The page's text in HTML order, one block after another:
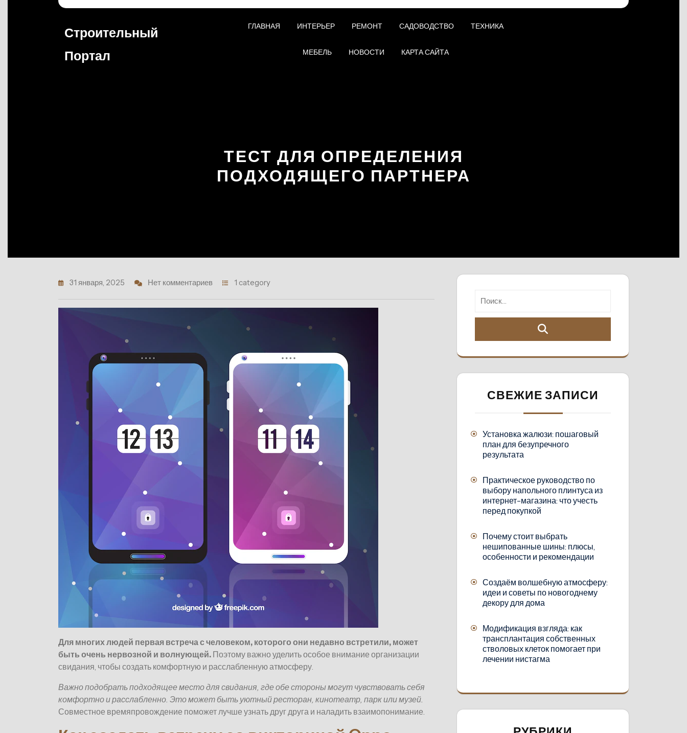
Строительный
Портал
ГЛАВНАЯ ИНТЕРЬЕР РЕМОНТ САДОВОДСТВО ТЕХНИКА
МЕБЕЛЬ НОВОСТИ КАРТА САЙТА
ТЕСТ ДЛЯ ОПРЕДЕЛЕНИЯ
ПОДХОДЯЩЕГО ПАРТНЕРА
31 января, 2025 Нет комментариев 1 category
Для многих людей первая встреча с человеком, которого они недавно встретили, может
быть очень нервозной и волнующей. Поэтому важно уделить особое внимание организации
свидания, чтобы создать комфортную и расслабленную атмосферу.
Важно подобрать подходящее место для свидания, где обе стороны могут чувствовать себя
комфортно и расслабленно. Это может быть уютный ресторан, кинотеатр, парк или музей.
Совместное времяпровождение поможет лучше узнать друг друга и наладить взаимопонимание.
СВЕЖИЕ ЗАПИСИ
Установка жалюзи: пошаговый
план для безупречного
результата
Практическое руководство по
выбору напольного плинтуса из
интернет-магазина: что учесть
перед покупкой
Почему стоит выбрать
нешипованные шины: плюсы,
особенности и рекомендации
Создаём волшебную атмосферу:
идеи и советы по новогоднему
декору для дома
Модификация взгляда: как
трансплантация собственных
стволовых клеток помогает при
лечении нистагма